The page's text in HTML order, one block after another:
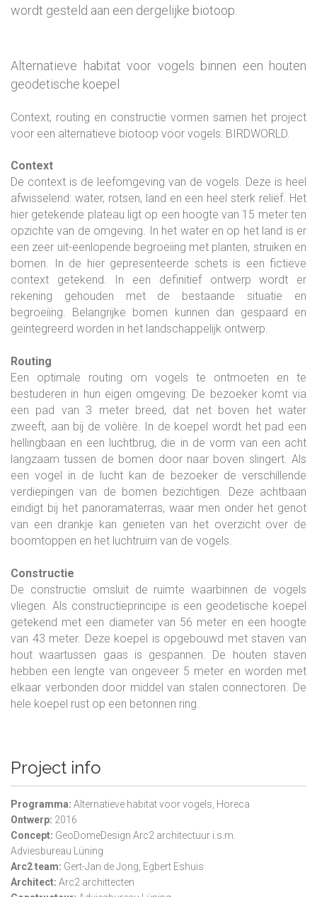
wordt gesteld aan een dergelijke biotoop.
Alternatieve habitat voor vogels binnen een houten
geodetische koepel
Context, routing en constructie vormen samen het project
voor een alternatieve biotoop voor vogels: BIRDWORLD.
Context
De context is de leefomgeving van de vogels. Deze is heel
afwisselend: water, rotsen, land en een heel sterk reliëf. Het
hier getekende plateau ligt op een hoogte van 15 meter ten
opzichte van de omgeving. In het water en op het land is er
een zeer uit-eenlopende begroeiïng met planten, struiken en
bomen. In de hier gepresenteerde schets is een fictieve
context getekend. In een definitief ontwerp wordt er
rekening gehouden met de bestaande situatie en
begroeiïng. Belangrijke bomen kunnen dan gespaard en
geïntegreerd worden in het landschappelijk ontwerp.
Routing
Een optimale routing om vogels te ontmoeten en te
bestuderen in hun eigen omgeving: De bezoeker komt via
een pad van 3 meter breed, dat net boven het water
zweeft, aan bij de volière. In de koepel wordt het pad een
hellingbaan en een luchtbrug, die in de vorm van een acht
langzaam tussen de bomen door naar boven slingert. Als
een vogel in de lucht kan de bezoeker de verschillende
verdiepingen van de bomen bezichtigen. Deze achtbaan
eindigt bij het panoramaterras, waar men onder het genot
van een drankje kan genieten van het overzicht over de
boomtoppen en het luchtruim van de vogels.
Constructie
De constructie omsluit de ruimte waarbinnen de vogels
vliegen. Als constructieprincipe is een geodetische koepel
getekend met een diameter van 56 meter en een hoogte
van 43 meter. Deze koepel is opgebouwd met staven van
hout waartussen gaas is gespannen. De houten staven
hebben een lengte van ongeveer 5 meter en worden met
elkaar verbonden door middel van stalen connectoren. De
hele koepel rust op een betonnen ring.
Project info
Programma: Alternatieve habitat voor vogels, Horeca
Ontwerp: 2016
Concept: GeoDomeDesign Arc2 architectuur i.s.m.
Adviesbureau Lüning
Arc2 team: Gert-Jan de Jong, Egbert Eshuis
Architect: Arc2 archittecten